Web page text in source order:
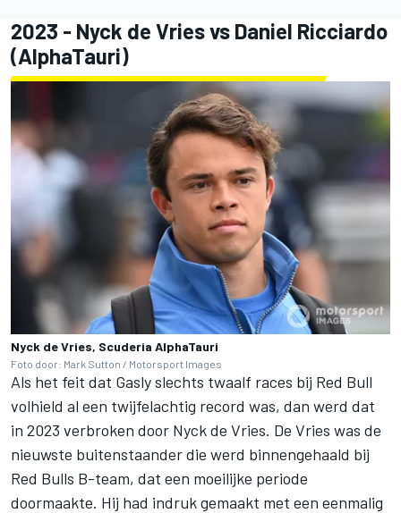
2023 - Nyck de Vriesvs Daniel Ricciardo
(AlphaTauri)
Nyck de Vries, Scuderia AlphaTauri
Foto door: Mark Sutton / Motorsport Images
Als het feit dat Gasly slechts twaalf races bij Red Bull
volhield al een twijfelachtig record was, dan werd dat
in 2023 verbroken door Nyck de Vries. De Vries was de
nieuwste buitenstaander die werd binnengehaald bij
Red Bulls B-team, dat een moeilijke periode
doormaakte. Hij had indruk gemaakt met een eenmalig